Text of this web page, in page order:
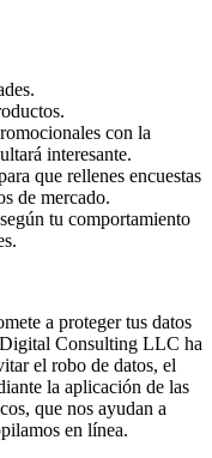
con la
interesante.
que rellenes encuestas
de mercado.
tu comportamiento
a proteger tus datos
Consulting LLC ha
el robo de datos, el
la aplicación de las
que nos ayudan a
en línea.